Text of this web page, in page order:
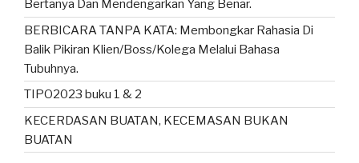
Bertanya Dan Mendengarkan Yang Benar.
BERBICARA TANPA KATA: Membongkar Rahasia Di
Balik Pikiran Klien/Boss/Kolega Melalui Bahasa
Tubuhnya.
TIPO2023 buku 1 & 2
KECERDASAN BUATAN, KECEMASAN BUKAN
BUATAN